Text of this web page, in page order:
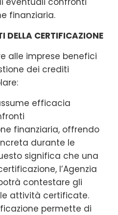
finanziaria.
DELLA CERTIFICAZIONE
alle imprese benefici
dei crediti
efficacia
finanziaria, offrendo
durante le
significa che una
l’Agenzia
contestare gli
attività certificate.
permette di